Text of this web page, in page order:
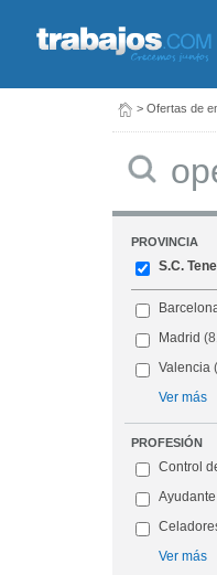
> Ofertas de
PROVINCIA
S.C.
Madrid
Valencia
Ver más
PROFESIÓN
Control
Ver más